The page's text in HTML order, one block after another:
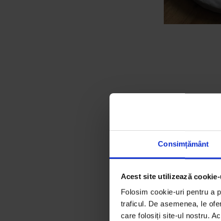
Consimțământ
Acest site utilizează
Folosim cookie-uri pentru a
traficul. De asemenea, le
care folosiți site-ul nostru.
ecran, unii
făcut piruete
plâng”, a spus
Ca ea sunt
global. Iar
milioane în